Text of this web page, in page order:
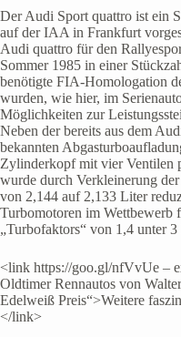
Der Audi Sport quattro ist ein
auf der IAA in Frankfurt
Audi quattro für den
Sommer 1985 in einer
benötigte FIA-Homologation
wurden, wie hier, im
Möglichkeiten zur
Neben der bereits aus dem
bekannten
Zylinderkopf mit vier Ventilen
wurde durch Verkleinerung
von 2,144 auf 2,133 Liter
Turbomotoren im Wettbewerb
„Turbofaktors“ von 1,4 unter
<link https://goo.gl/nfVvUe –
Oldtimer Rennautos von
Edelweiß Preis“>Weitere
</link>